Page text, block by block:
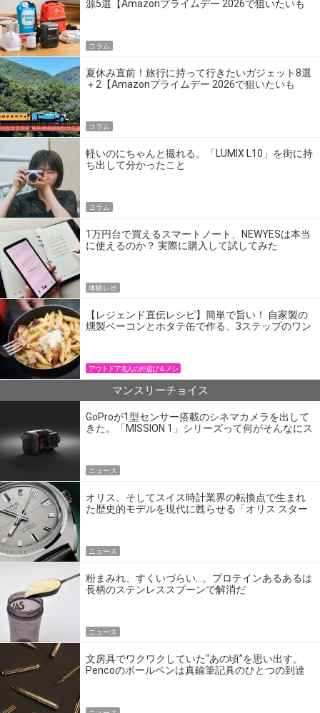
源5選【Amazonプライムデー 2026で狙いたいも
コラム
夏休み直前！旅行に持って行きたいガジェット8選
＋2【Amazonプライムデー 2026で狙いたいも
コラム
軽いのにちゃんと撮れる。「LUMIX L10」を街に持
ち出して分かったこと
コラム
1万円台で買えるスマートノート、NEWYESは本当
に使えるのか？ 実際に購入して試してみた
体験レポ
【レジェンド直伝レシピ】簡単で旨い！ 自家製の
燻製ベーコンとホタテ缶で作る、3ステップのワン
アウトドア名人の外遊び＆メシ
マンスリーチョイス
GoProが1型センサー搭載のシネマカメラを出して
きた。「MISSION 1」シリーズって何がそんなにス
ニュース
オリス、そしてスイス時計業界の転換点で生まれ
た歴史的モデルを現代に甦らせる「オリス スター
ニュース
粉まみれ、すくいづらい…。プロテインあるあるは
長柄のステンレススプーンで解消だ
ニュース
文房具でワクワクしていた“あの頃”を思い出す。
Pencoのボールペンは真鍮筆記具のひとつの到達